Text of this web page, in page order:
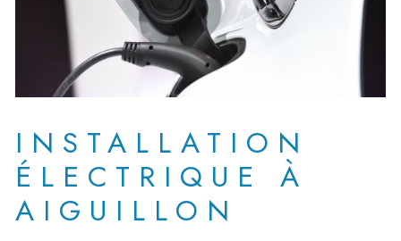
INSTALLATION
ÉLECTRIQUE À
AIGUILLON